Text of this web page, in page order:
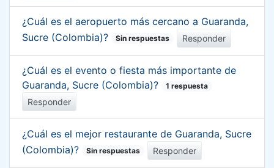
¿Cuál es el aeropuerto más cercano a Guaranda,
Sucre (Colombia)?
Sin respuestas Responder
¿Cuál es el evento o fiesta más importante de
Guaranda, Sucre (Colombia)?
1 respuesta
Responder
¿Cuál es el mejor restaurante de Guaranda, Sucre
(Colombia)?
Sin respuestas Responder